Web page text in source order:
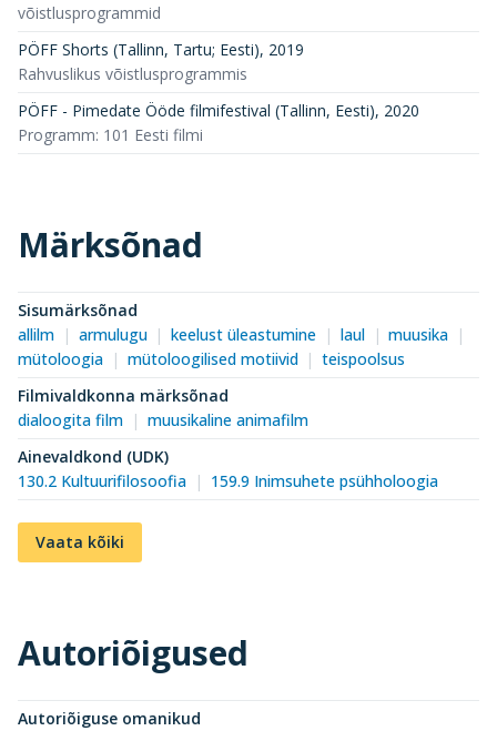
võistlusprogrammid
PÖFF Shorts (Tallinn, Tartu; Eesti), 2019
Rahvuslikus võistlusprogrammis
PÖFF - Pimedate Ööde filmifestival (Tallinn, Eesti), 2020
Programm: 101 Eesti filmi
Märksõnad
Sisumärksõnad
allilm
armulugu keelust üleastumine laul
muusika
mütoloogia
mütoloogilised motiivid
teispoolsus
Filmivaldkonna märksõnad
dialoogita film
muusikaline animafilm
Ainevaldkond (UDK)
130.2 Kultuurifilosoofia
159.9 Inimsuhete psühholoogia
Vaata kõiki
Autoriõigused
Autoriõiguse omanikud